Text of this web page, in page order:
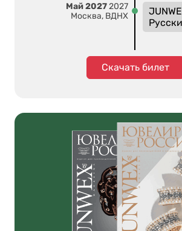
Май 20272027
Москва, ВДНХ
Скачать билет